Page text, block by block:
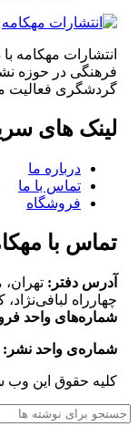
انتشارات مهکامه
فرهنگی در حوزه
گردشگری فعالیت
لینک های
درباره ما
تماس با ما
فروشگاه
تماس با
آدرس دفتر: تهران،
چهارراه لبافی‌نژاد، کوچه
شماره‌های واحد
شماره‌‌ی واحد نشر:
کلیه حقوق این وب